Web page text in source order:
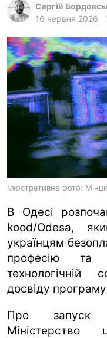
ru en
Сергій
16 червня 2026
Ілюстративне фото:
В Одесі
kood/Odesa,
українцям
професію та
технологічній
досвіду
Про запуск
Міністерство